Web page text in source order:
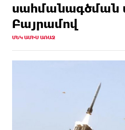
Բայրամով
ՄԵԿ ԱՄԻՍ ԱՌԱՋ